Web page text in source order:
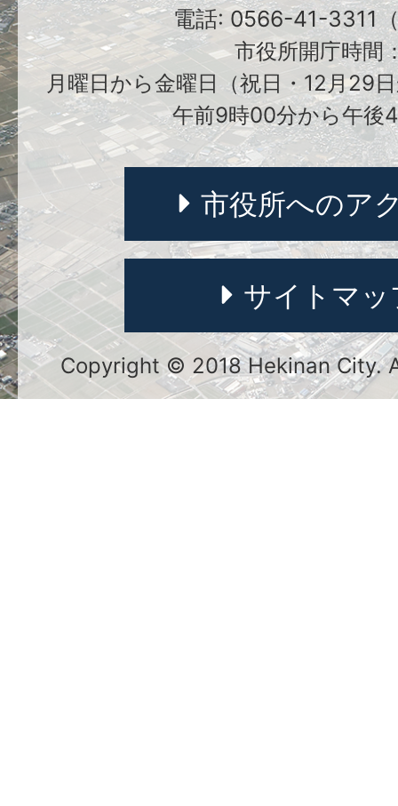
電話: 0566-41-3311
市役所開庁時間
月曜日から金曜日（祝日・12月29
午前9時00分から午後
市役所へのア
サイトマッ
Copyright © 2018 Hekinan City.